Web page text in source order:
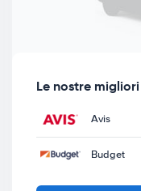
Le nostre
Avis
Budget